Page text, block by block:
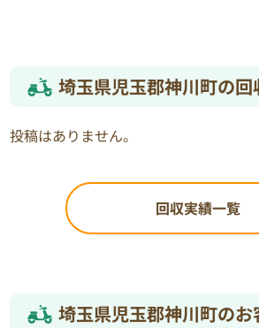
埼玉県児玉郡神川町の回
投稿はありません。
回収実績一覧
埼玉県児玉郡神川町のお